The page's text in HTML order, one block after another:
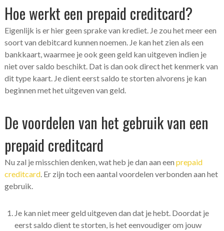
Hoe werkt een prepaid creditcard?
Eigenlijk is er hier geen sprake van krediet. Je zou het meer een
soort van debitcard kunnen noemen. Je kan het zien als een
bankkaart, waarmee je ook geen geld kan uitgeven indien je
niet over saldo beschikt. Dat is dan ook direct het kenmerk van
dit type kaart. Je dient eerst saldo te storten alvorens je kan
beginnen met het uitgeven van geld.
De voordelen van het gebruik van een
prepaid creditcard
Nu zal je misschien denken, wat heb je dan aan een prepaid
creditcard. Er zijn toch een aantal voordelen verbonden aan het
gebruik.
Je kan niet meer geld uitgeven dan dat je hebt. Doordat je
eerst saldo dient te storten, is het eenvoudiger om jouw